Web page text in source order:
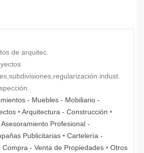
de arquitec.
indust.
- Muebles - Mobiliario -
•Arquitectura - Construcción •
Profesional -
Publicitarias • Cartelería -
Compra - Venta de Propiedades • Otros